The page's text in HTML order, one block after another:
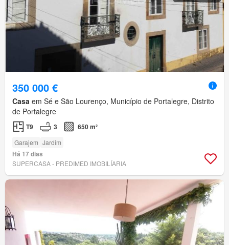
350 000 €
Casa em Sé e São Lourenço, Município de Portalegre, Distrito
de Portalegre
T9 3 650 m²
Garajem Jardim
Há 17 dias
SUPERCASA - PREDIMED IMOBILÍARIA